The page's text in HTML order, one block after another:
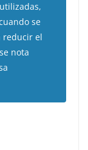
se
reducir el
nota